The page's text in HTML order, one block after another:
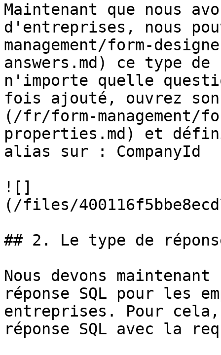
Maintenant que nous
d'entreprises, nous
management/form-
answers.md) ce type
n'importe quelle
fois ajouté, ouvrez
(/fr/form-management/
properties.md) et
alias sur : CompanyId
![]
(/files/
## 2. Le type de
Nous devons
réponse SQL pour les
entreprises. Pour cela,
réponse SQL avec la